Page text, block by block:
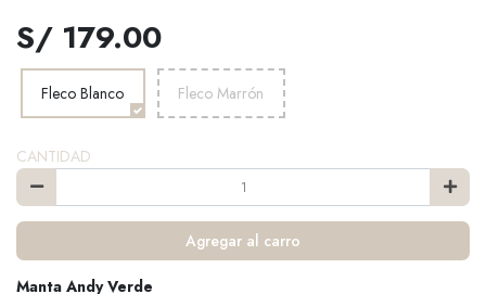
S/ 179.00
Fleco Blanco Fleco Marrón
CANTIDAD
Agregar al carro
Manta Andy Verde